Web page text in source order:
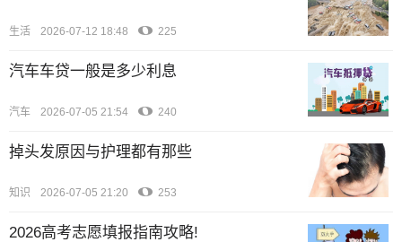
生活 2026-07-12 18:48 225
汽车车贷一般是多少利息
汽车 2026-07-05 21:54 240
掉头发原因与护理都有那些
知识 2026-07-05 21:20 253
2026高考志愿填报指南攻略!